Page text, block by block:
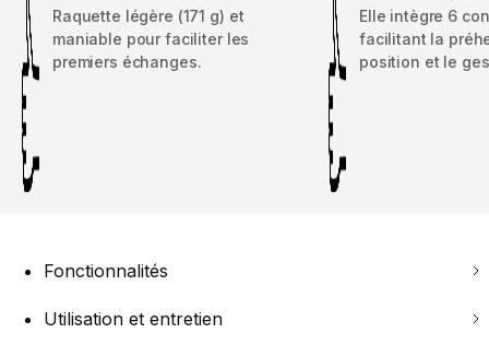
Raquette légère (171 g) et
maniable pour faciliter les
premiers échanges.
Elle intègre 6
facilitant la
position et le
Fonctionnalités
Utilisation et entretien